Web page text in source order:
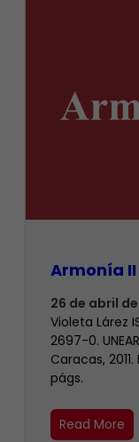
Armonía II
26 de abril
Violeta Lárez
2697-0.
Caracas,
págs.
Read More